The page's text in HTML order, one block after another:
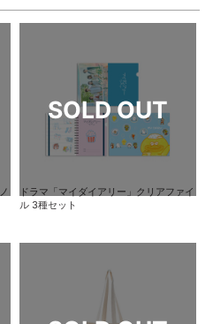
ドラマ「マイダイアリー」クリアファイ
ル 3種セット